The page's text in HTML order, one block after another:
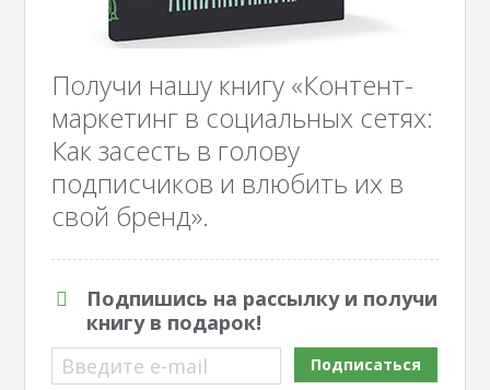
Получи нашу книгу «Контент-
маркетинг в социальных сетях:
Как засесть в голову
подписчиков и влюбить их в
свой бренд».
Подпишись на рассылку и получи
книгу в подарок!
Введите e-mail
Подписаться